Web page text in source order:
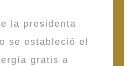
la presidenta
se estableció el
gratis a